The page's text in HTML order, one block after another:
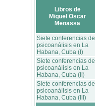
Libros de
Miguel Oscar
Menassa
Siete conferencias de
psicoanálisis en La
Habana, Cuba (I)
Siete conferencias de
psicoanálisis en La
Habana, Cuba (II)
Siete conferencias de
psicoanálisis en La
Habana, Cuba (III)